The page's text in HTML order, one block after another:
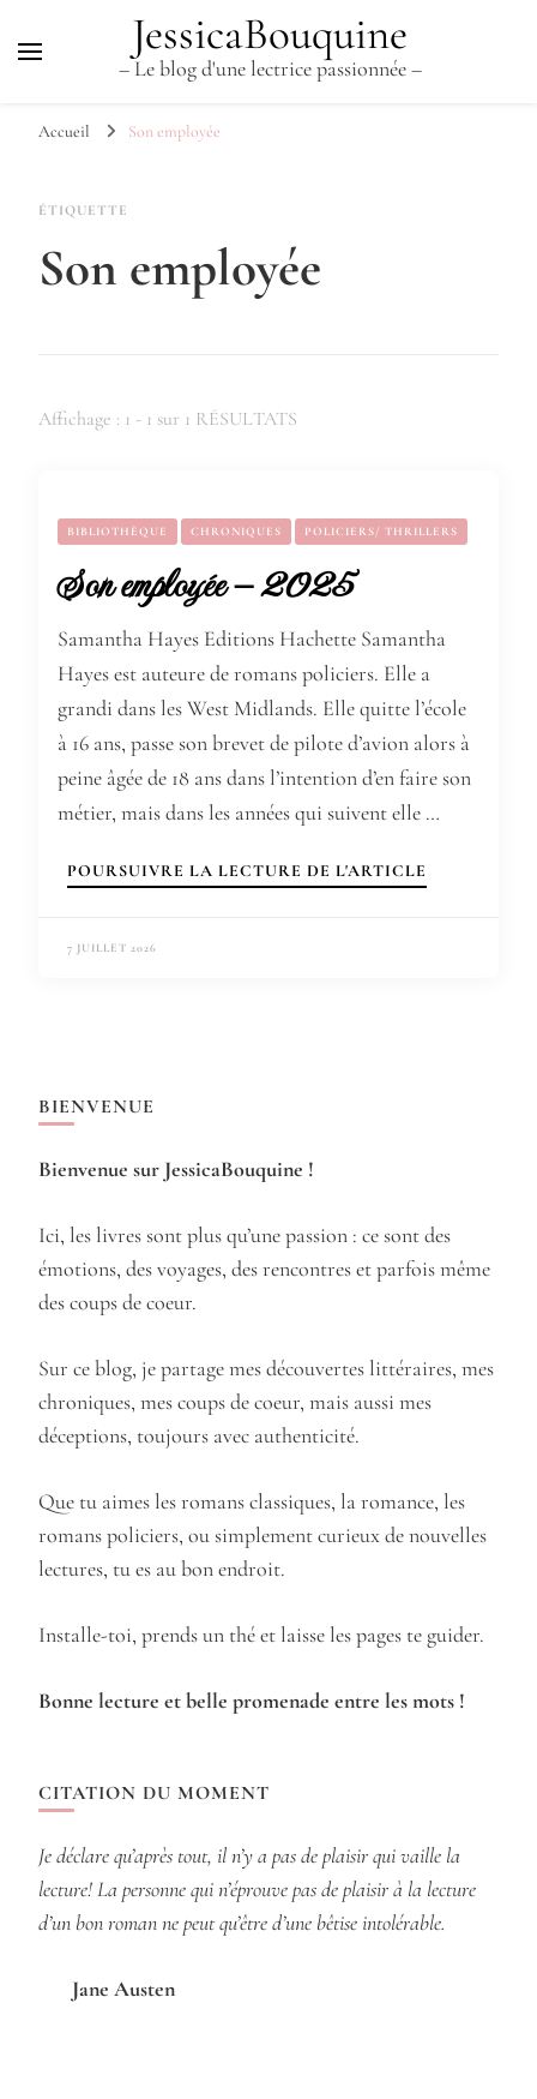
JessicaBouquine
– Le blog d'une lectrice passionnée –
Accueil Son employée
ÉTIQUETTE
Son employée
Affichage : 1 - 1 sur 1 RÉSULTATS
BIBLIOTHÈQUE CHRONIQUES POLICIERS/ THRILLERS
Son employée – 2025
Samantha Hayes Editions Hachette Samantha
Hayes est auteure de romans policiers. Elle a
grandi dans les West Midlands. Elle quitte l’école
à 16 ans, passe son brevet de pilote d’avion alors à
peine âgée de 18 ans dans l’intention d’en faire son
métier, mais dans les années qui suivent elle …
POURSUIVRE LA LECTURE DE L'ARTICLE
7 JUILLET 2026
BIENVENUE
Bienvenue sur JessicaBouquine !
Ici, les livres sont plus qu’une passion : ce sont des
émotions, des voyages, des rencontres et parfois même
des coups de coeur.
Sur ce blog, je partage mes découvertes littéraires, mes
chroniques, mes coups de coeur, mais aussi mes
déceptions, toujours avec authenticité.
Que tu aimes les romans classiques, la romance, les
romans policiers, ou simplement curieux de nouvelles
lectures, tu es au bon endroit.
Installe-toi, prends un thé et laisse les pages te guider.
Bonne lecture et belle promenade entre les mots !
CITATION DU MOMENT
Je déclare qu’après tout, il n’y a pas de plaisir qui vaille la
lecture! La personne qui n’éprouve pas de plaisir à la lecture
d’un bon roman ne peut qu’être d’une bêtise intolérable.
Jane Austen